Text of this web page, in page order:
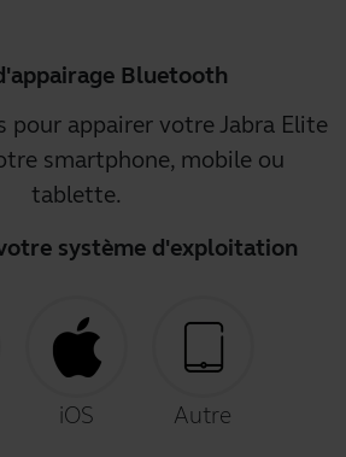
Bluetooth
pour appairer votre Jabra Elite
smartphone, mobile ou
tablette.
système d'exploitation
iOS Autre